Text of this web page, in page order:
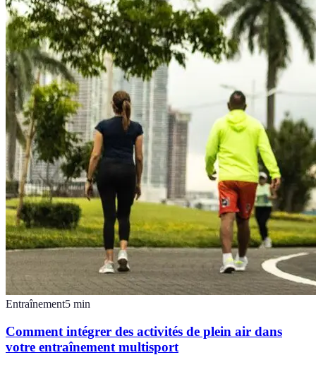
Entraînement5 min
Comment intégrer des activités de plein air dans
votre entraînement multisport